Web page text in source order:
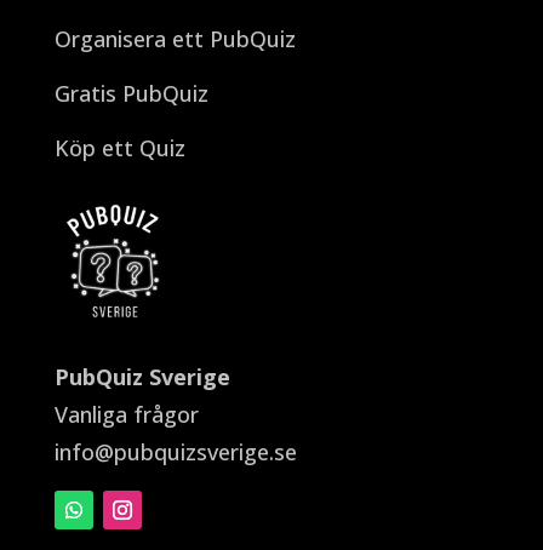
Organisera ett PubQuiz
Gratis PubQuiz
Köp ett Quiz
PubQuiz Sverige
Vanliga frågor
info@pubquizsverige.se